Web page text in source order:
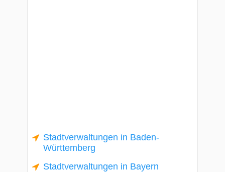
Stadtverwaltungen in Baden-
Württemberg
Stadtverwaltungen in Bayern